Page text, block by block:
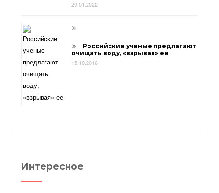
29.01.2022
Российские ученые предлагают
очищать воду, «взрывая» ее
15.10.2016
Интересное